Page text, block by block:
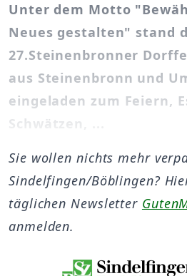
Unter dem Motto
Neues gestalten" stand
27.Steinenbronner
aus Steinenbronn und
eingeladen zum Feiern,
Schwätzen, ...
Sie wollen nichts mehr
Sindelfingen/Böblingen?
täglichen Newsletter
anmelden.